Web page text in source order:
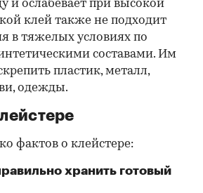
и ослабевает при высокой
клей также не подходит
в тяжелых условиях по
составами. Им
пластик, металл,
одежды.
фактов о клейстере:
хранить готовый